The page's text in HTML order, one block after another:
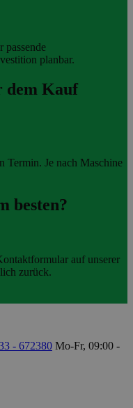
passende
planbar.
dem Kauf
Termin. Je nach Maschine
besten?
auf unserer
zurück.
- 672380 Mo-Fr, 09:00 -